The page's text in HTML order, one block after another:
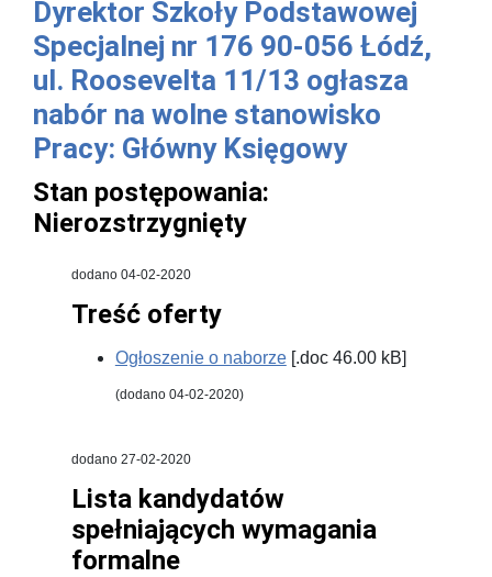
Dyrektor Szkoły Podstawowej
Specjalnej nr 176 90-056 Łódź,
ul. Roosevelta 11/13 ogłasza
nabór na wolne stanowisko
Pracy: Główny Księgowy
Stan postępowania:
Nierozstrzygnięty
dodano 04-02-2020
Treść oferty
Ogłoszenie o naborze[.doc 46.00 kB]
(dodano 04-02-2020)
dodano 27-02-2020
Lista kandydatów
spełniających wymagania
formalne